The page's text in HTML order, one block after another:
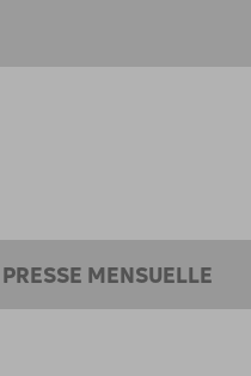
PRESSE MENSUELLE